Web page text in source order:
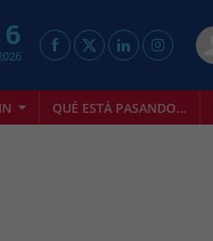
QUÉ ESTÁ PASANDO...